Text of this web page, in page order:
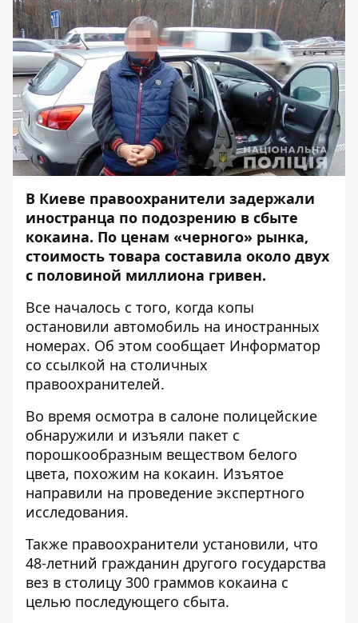
В Киеве правоохранители задержали
иностранца по подозрению в сбыте
кокаина. По ценам «черного» рынка,
стоимость товара составила около двух
с половиной миллиона гривен.
Все началось с того, когда копы
остановили автомобиль на иностранных
номерах. Об этом сообщает Информатор
со ссылкой на столичных
правоохранителей.
Во время осмотра в салоне полицейские
обнаружили и изъяли пакет с
порошкообразным веществом белого
цвета, похожим на кокаин. Изъятое
направили на проведение экспертного
исследования.
Также правоохранители установили, что
48-летний гражданин другого государства
вез в столицу 300 граммов кокаина с
целью последующего сбыта.